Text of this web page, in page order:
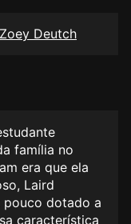
Zoey Deutch
família no
era que ela
Laird
pouco dotado a
característica